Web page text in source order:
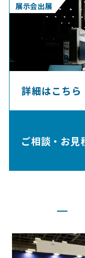
展示会出展
詳細はこちら
ご相談・お見